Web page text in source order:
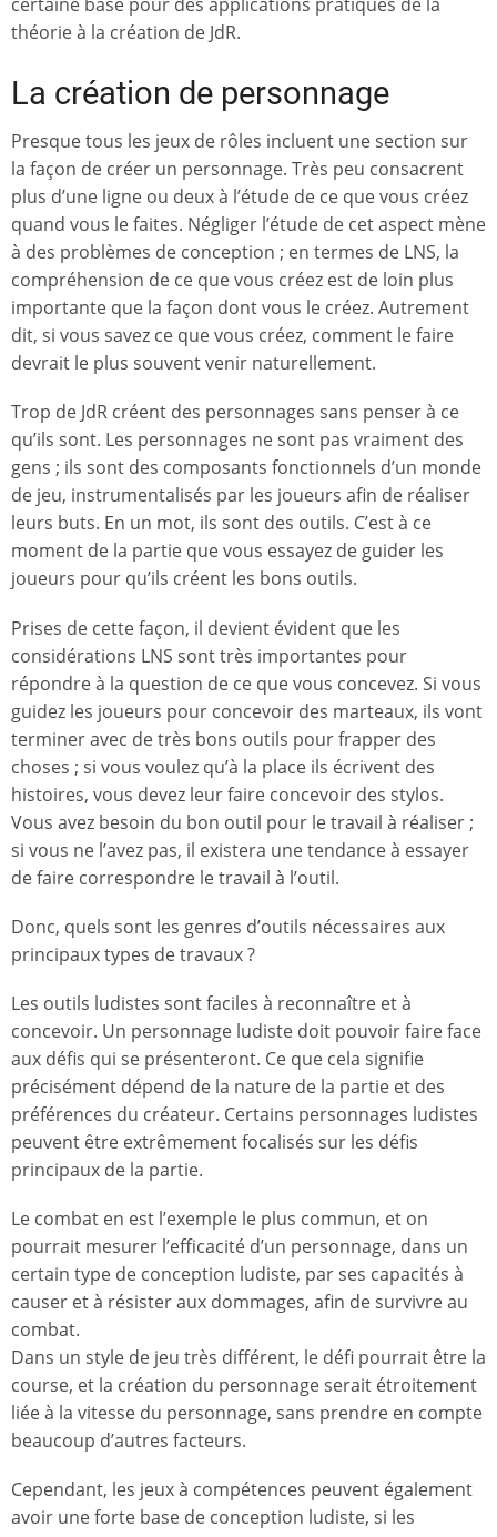
théorie à la création de JdR.
La création de personnage
Presque tous les jeux de rôles incluent une section sur
la façon de créer un personnage. Très peu consacrent
plus d’une ligne ou deux à l’étude de ce que vous créez
quand vous le faites. Négliger l’étude de cet aspect mène
à des problèmes de conception ; en termes de LNS, la
compréhension de ce que vous créez est de loin plus
importante que la façon dont vous le créez. Autrement
dit, si vous savez ce que vous créez, comment le faire
devrait le plus souvent venir naturellement.
Trop de JdR créent des personnages sans penser à ce
qu’ils sont. Les personnages ne sont pas vraiment des
gens ; ils sont des composants fonctionnels d’un monde
de jeu, instrumentalisés par les joueurs afin de réaliser
leurs buts. En un mot, ils sont des outils. C’est à ce
moment de la partie que vous essayez de guider les
joueurs pour qu’ils créent les bons outils.
Prises de cette façon, il devient évident que les
considérations LNS sont très importantes pour
répondre à la question de ce que vous concevez. Si vous
guidez les joueurs pour concevoir des marteaux, ils vont
terminer avec de très bons outils pour frapper des
choses ; si vous voulez qu’à la place ils écrivent des
histoires, vous devez leur faire concevoir des stylos.
Vous avez besoin du bon outil pour le travail à réaliser ;
si vous ne l’avez pas, il existera une tendance à essayer
de faire correspondre le travail à l’outil.
Donc, quels sont les genres d’outils nécessaires aux
principaux types de travaux ?
Les outils ludistes sont faciles à reconnaître et à
concevoir. Un personnage ludiste doit pouvoir faire face
aux défis qui se présenteront. Ce que cela signifie
précisément dépend de la nature de la partie et des
préférences du créateur. Certains personnages ludistes
peuvent être extrêmement focalisés sur les défis
principaux de la partie.
Le combat en est l’exemple le plus commun, et on
pourrait mesurer l’efficacité d’un personnage, dans un
certain type de conception ludiste, par ses capacités à
causer et à résister aux dommages, afin de survivre au
combat.
Dans un style de jeu très différent, le défi pourrait être la
course, et la création du personnage serait étroitement
liée à la vitesse du personnage, sans prendre en compte
beaucoup d’autres facteurs.
Cependant, les jeux à compétences peuvent également
avoir une forte base de conception ludiste, si les